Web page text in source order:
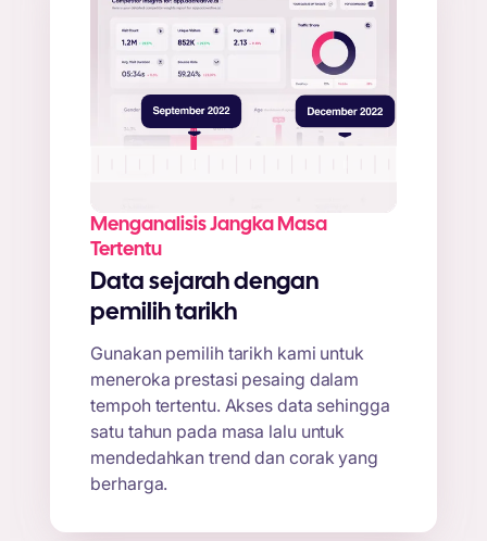
Menganalisis Jangka Masa
Tertentu
Data sejarah dengan
pemilih tarikh
Gunakan pemilih tarikh kami untuk
meneroka prestasi pesaing dalam
tempoh tertentu. Akses data sehingga
satu tahun pada masa lalu untuk
mendedahkan trend dan corak yang
berharga.